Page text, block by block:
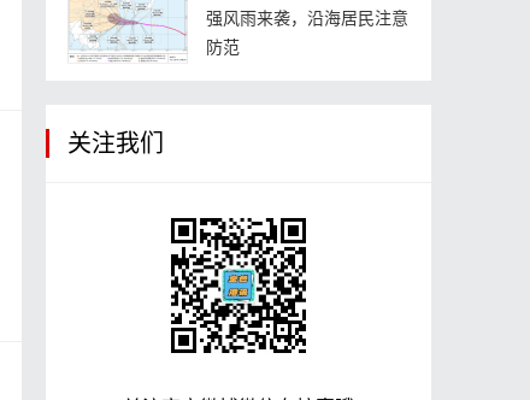
强风雨来袭，沿海居民注意
防范
关注我们